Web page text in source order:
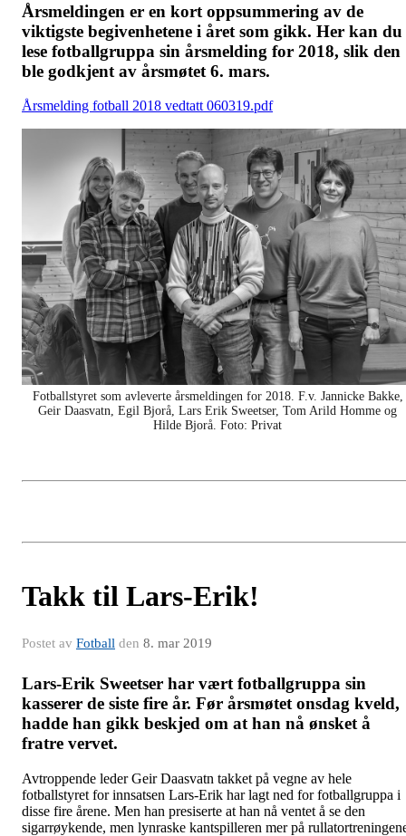
Årsmeldingen er en kort oppsummering av de
viktigste begivenhetene i året som gikk. Her kan du
lese fotballgruppa sin årsmelding for 2018, slik den
ble godkjent av årsmøtet 6. mars.
Årsmelding fotball 2018 vedtatt 060319.pdf
Fotballstyret som avleverte årsmeldingen for 2018. F.v. Jannicke Bakke,
Geir Daasvatn, Egil Bjorå, Lars Erik Sweetser, Tom Arild Homme og
Hilde Bjorå. Foto: Privat
Takk til Lars-Erik!
Postet av Fotball den 8. mar 2019
Lars-Erik Sweetser har vært fotballgruppa sin
kasserer de siste fire år. Før årsmøtet onsdag kveld,
hadde han gikk beskjed om at han nå ønsket å
fratre vervet.
Avtroppende leder Geir Daasvatn takket på vegne av hele
fotballstyret for innsatsen Lars-Erik har lagt ned for fotballgruppa i
disse fire årene. Men han presiserte at han nå ventet å se den
sigarrøykende, men lynraske kantspilleren mer på